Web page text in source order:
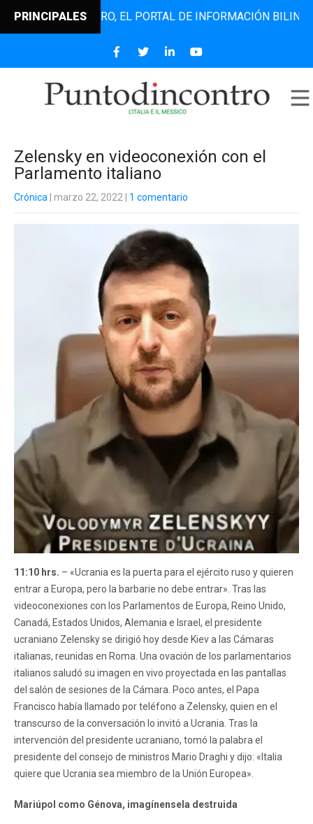
PRINCIPALES EL PORTAL DE INFORMACIÓN BILINGÜE
Zelensky en videoconexión con el
Parlamento italiano
Crónica | marzo 22, 2022 1 comentario
11:10 hrs. – «Ucrania es la puerta para el ejército ruso y quieren
entrar a Europa, pero la barbarie no debe entrar». Tras las
videoconexiones con los Parlamentos de Europa, Reino Unido,
Canadá, Estados Unidos, Alemania e Israel, el presidente
ucraniano Zelensky se dirigió hoy desde Kiev a las Cámaras
italianas, reunidas en Roma. Una ovación de los parlamentarios
italianos saludó su imagen en vivo proyectada en las pantallas
del salón de sesiones de la Cámara. Poco antes, el Papa
Francisco había llamado por teléfono a Zelensky, quien en el
transcurso de la conversación lo invitó a Ucrania. Tras la
intervención del presidente ucraniano, tomó la palabra el
presidente del consejo de ministros Mario Draghi y dijo: «Italia
quiere que Ucrania sea miembro de la Unión Europea».
Mariúpol como Génova, imagínensela destruida